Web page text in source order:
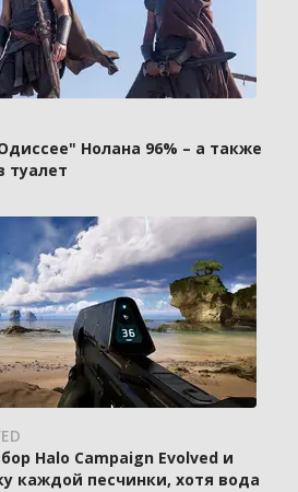
Нолана 96% – а также
туалет
Halo Campaign Evolved и
каждой песчинки, хотя вода